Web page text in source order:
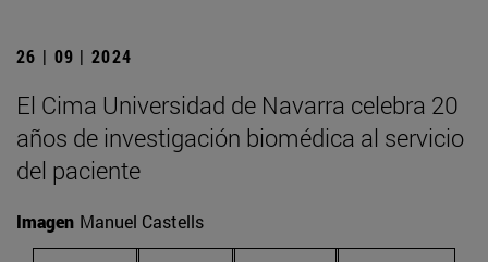
26 | 09 | 2024
El Cima Universidad de Navarra celebra 20
años de investigación biomédica al servicio
del paciente
Imagen Manuel Castells